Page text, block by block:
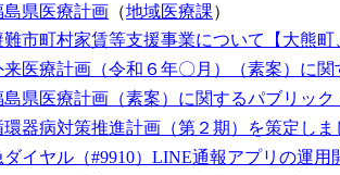
島県医療計画 （地域医療課）
市町村家賃等支援事業について【大熊
医療計画（令和６年〇月）（素案）に
県医療計画（素案）に関するパブリッ
器病対策推進計画（第２期）を策定しま
イヤル（#9910）LINE通報アプリの運用